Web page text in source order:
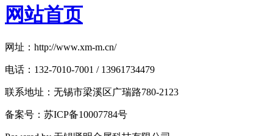
网站首页
网址：http://www.xm-m.cn/
电话：132-7010-7001 / 13961734479
联系地址：无锡市梁溪区广瑞路780-2123
备案号：苏ICP备10007784号